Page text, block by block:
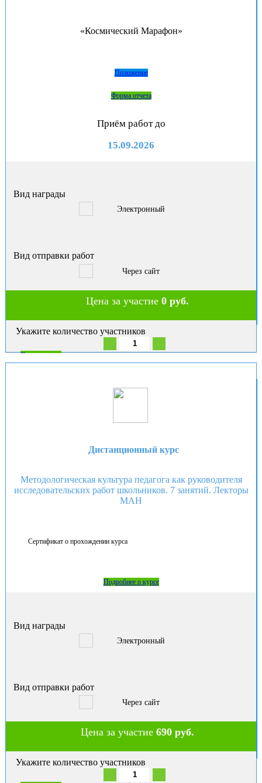
«Космический Марафон»
Положение
Форма отчета
Приём работ до
15.09.2026
Вид награды
Электронный
Вид отправки работ
Через сайт
Цена за участие0 руб.
Укажите количество участников
В корзину
Дистанционный курс
Методологическая культура педагога как руководителя
исследовательских работ школьников. 7 занятий. Лекторы
МАН
Сертификат о прохождении курса
Подробнее о курсе
Вид награды
Электронный
Вид отправки работ
Через сайт
Цена за участие690 руб.
Укажите количество участников